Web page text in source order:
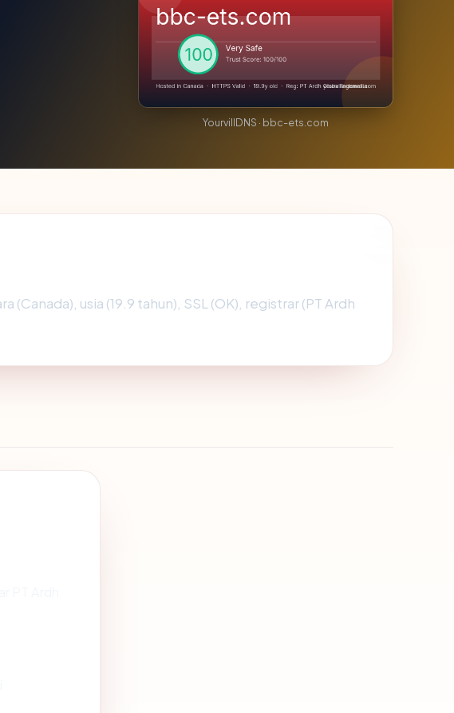
YourvillDNS · bbc-ets.com
(Canada), usia (19.9 tahun), SSL (OK), registrar (PT Ardh